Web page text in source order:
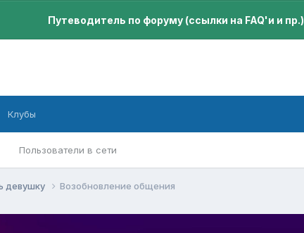
Путеводитель по форуму (ссылки на FAQ'и и пр.)
Пользователи в сети
Клубы
девушку Возобновление общения